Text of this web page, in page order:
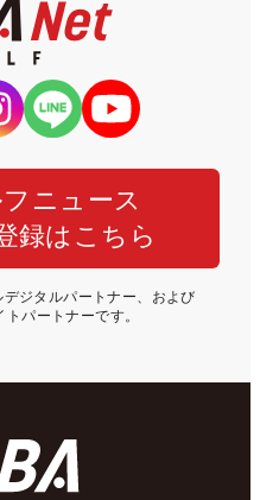
ニュース
録はこちら
ジタルパートナー、および
パートナーです。